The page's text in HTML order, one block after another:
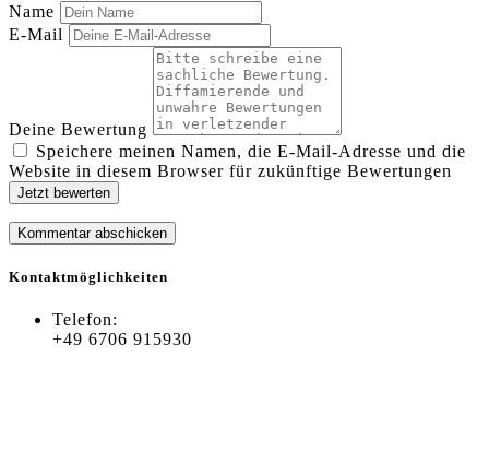
Name
E-Mail
Deine Bewertung
Speichere meinen Namen, die E-Mail-Adresse und die
Website in diesem Browser für zukünftige Bewertungen
Jetzt bewerten
Kontaktmöglichkeiten
Telefon:
+49 6706 915930